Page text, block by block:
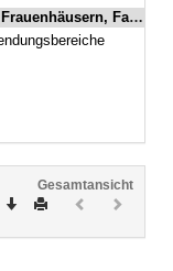
Arbeit und Soziales vom 24. Februar 2022, Az. VI4/6865-1/227 (BayMBl. Nr. 164)
Gesamtansicht
Download
DruckenVorheriges
(inaktiv)(inaktiv)